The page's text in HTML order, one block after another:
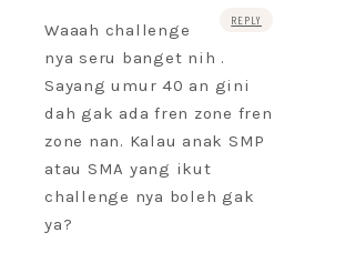
REPLY
Waaah challenge
nya seru banget nih .
Sayang umur 40 an gini
dah gak ada fren zone fren
zone nan. Kalau anak SMP
atau SMA yang ikut
challenge nya boleh gak
ya?